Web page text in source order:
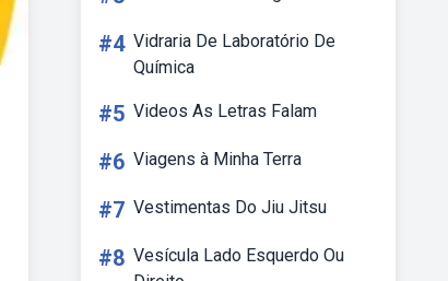
#4 Vidraria De Laboratório De
Química
#5 Videos As Letras Falam
#6 Viagens à Minha Terra
#7 Vestimentas Do Jiu Jitsu
#8 Vesícula Lado Esquerdo Ou